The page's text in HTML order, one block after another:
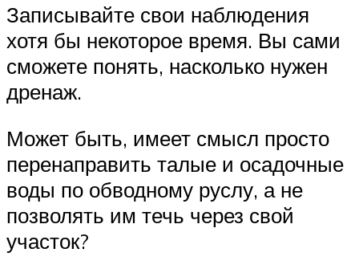
Записывайте свои наблюдения
хотя бы некоторое время. Вы сами
сможете понять, насколько нужен
дренаж.
Может быть, имеет смысл просто
перенаправить талые и осадочные
воды по обводному руслу, а не
позволять им течь через свой
участок?